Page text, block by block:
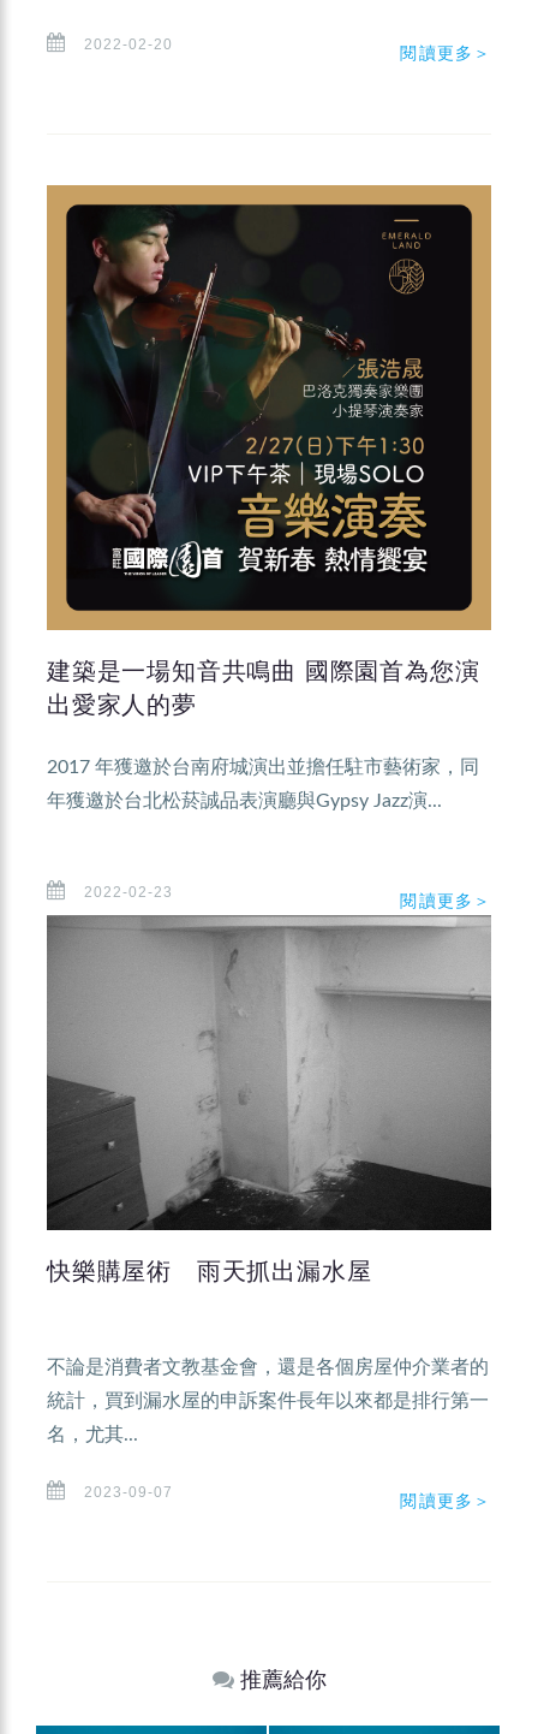
2022-02-20 閱讀更多＞
建築是一場知音共鳴曲 國際園首為您演
出愛家人的夢
2017 年獲邀於台南府城演出並擔任駐市藝術家，同
年獲邀於台北松菸誠品表演廳與Gypsy Jazz演...
2022-02-23 閱讀更多＞
快樂購屋術 雨天抓出漏水屋
不論是消費者文教基金會，還是各個房屋仲介業者的
統計，買到漏水屋的申訴案件長年以來都是排行第一
名，尤其...
2023-09-07 閱讀更多＞
推薦給你